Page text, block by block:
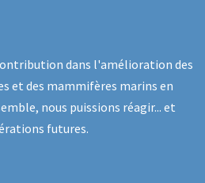
dans l'amélioration des
et des mammifères marins en
nous puissions réagir... et
futures.